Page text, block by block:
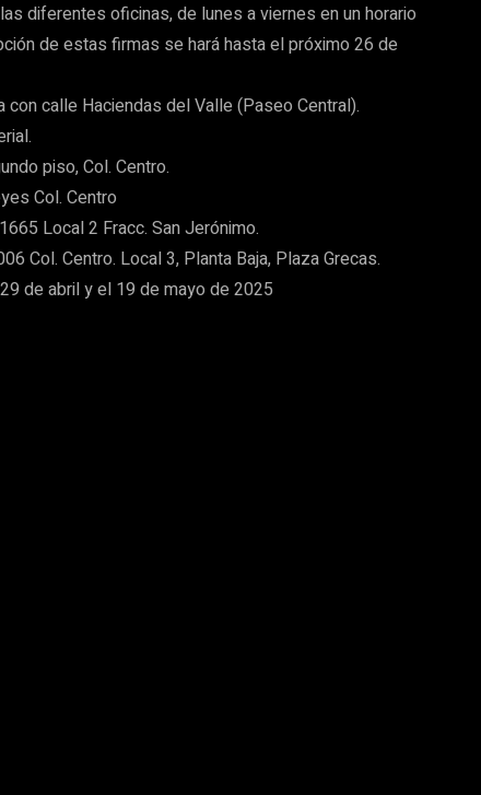
diferentes oficinas, de lunes a viernes en un horario
de estas firmas se hará hasta el próximo 26 de
con calle Haciendas del Valle (Paseo Central).
piso, Col. Centro.
Col. Centro
Local 2 Fracc. San Jerónimo.
Col. Centro. Local 3, Planta Baja, Plaza Grecas.
de abril y el 19 de mayo de 2025